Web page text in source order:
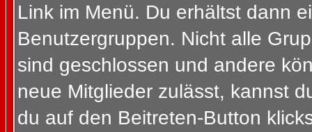
Link im Menü. Du erhältst dann
Benutzergruppen. Nicht alle
sind geschlossen und andere
neue Mitglieder zulässt, kannst
du auf den Beitreten-Button